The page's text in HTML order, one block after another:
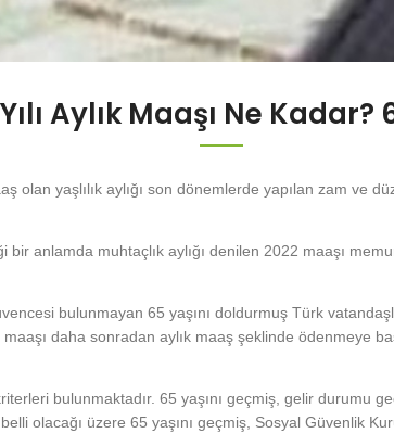
Aylık Maaşı Ne Kadar?
olan yaşlılık aylığı son dönemlerde yapılan zam ve
anlamda muhtaçlık aylığı denilen 2022 maaşı
bulunmayan 65 yaşını doldurmuş Türk
daha sonradan aylık maaş şeklinde ödenmeye
bulunmaktadır. 65 yaşını geçmiş, gelir durumu
olacağı üzere 65 yaşını geçmiş, Sosyal Güvenlik